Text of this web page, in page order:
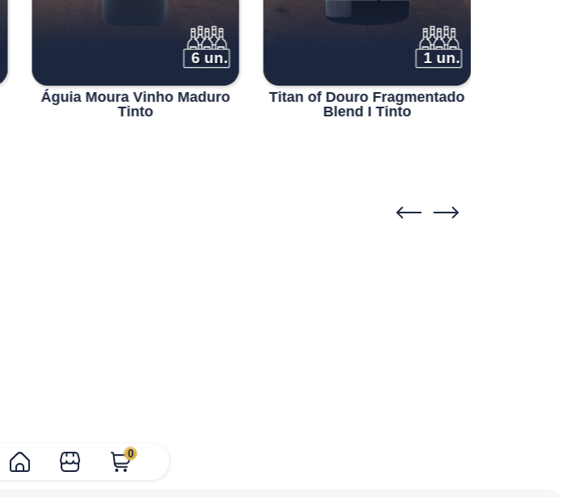
0
6 un.
Águia Moura Vinho Maduro
Tinto
1 un.
Titan of Douro Fragmentado
Blend I Tinto